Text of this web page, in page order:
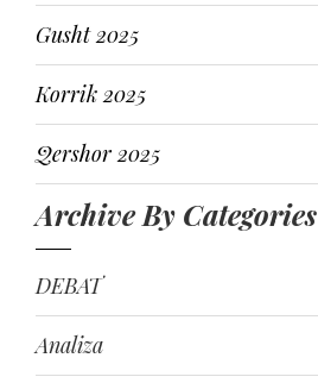
Gusht 2025
Korrik 2025
Qershor 2025
Archive By Categories
DEBAT
Analiza